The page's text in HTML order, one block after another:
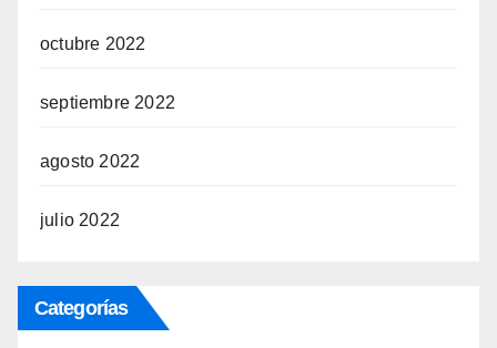
octubre 2022
septiembre 2022
agosto 2022
julio 2022
Categorías